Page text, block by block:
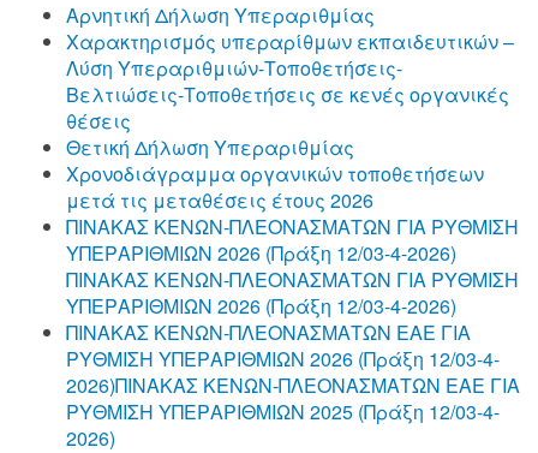
Αρνητική Δήλωση Υπεραριθμίας
Χαρακτηρισμός υπεραρίθμων εκπαιδευτικών –
Λύση Υπεραριθμιών-Τοποθετήσεις-
Βελτιώσεις-Τοποθετήσεις σε κενές οργανικές
θέσεις
Θετική Δήλωση Υπεραριθμίας
Χρονοδιάγραμμα οργανικών τοποθετήσεων
μετά τις μεταθέσεις έτους 2026
ΠΙΝΑΚΑΣ ΚΕΝΩΝ-ΠΛΕΟΝΑΣΜΑΤΩΝ ΓΙΑ ΡΥΘΜΙΣΗ
ΥΠΕΡΑΡΙΘΜΙΩΝ 2026 (Πράξη 12/03-4-2026)
ΠΙΝΑΚΑΣ ΚΕΝΩΝ-ΠΛΕΟΝΑΣΜΑΤΩΝ ΓΙΑ ΡΥΘΜΙΣΗ
ΥΠΕΡΑΡΙΘΜΙΩΝ 2026 (Πράξη 12/03-4-2026)
ΠΙΝΑΚΑΣ ΚΕΝΩΝ-ΠΛΕΟΝΑΣΜΑΤΩΝ ΕΑΕ ΓΙΑ
ΡΥΘΜΙΣΗ ΥΠΕΡΑΡΙΘΜΙΩΝ 2026 (Πράξη 12/03-4-
2026)ΠΙΝΑΚΑΣ ΚΕΝΩΝ-ΠΛΕΟΝΑΣΜΑΤΩΝ ΕΑΕ ΓΙΑ
ΡΥΘΜΙΣΗ ΥΠΕΡΑΡΙΘΜΙΩΝ 2025 (Πράξη 12/03-4-
2026)